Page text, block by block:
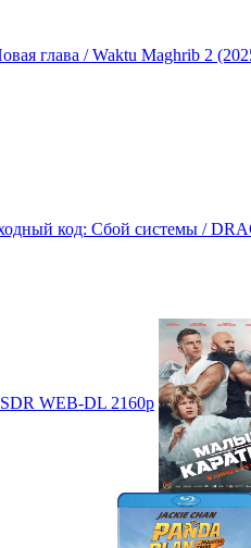
глава / Waktu Maghrib 2
код: Сбой системы /
WEB-DL 2160p